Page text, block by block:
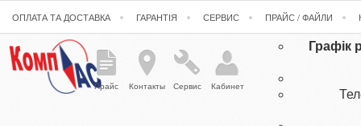
ОПЛАТА ТА ДОСТАВКА ГАРАНТІЯ СЕРВИС ПРАЙС / ФАЙЛИ
Прайс Контакты Сервис Кабинет
Графік